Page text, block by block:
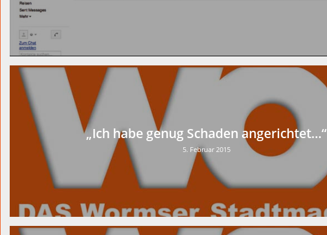
„Ich habe genug Schaden angerichtet…“
5. Februar 2015